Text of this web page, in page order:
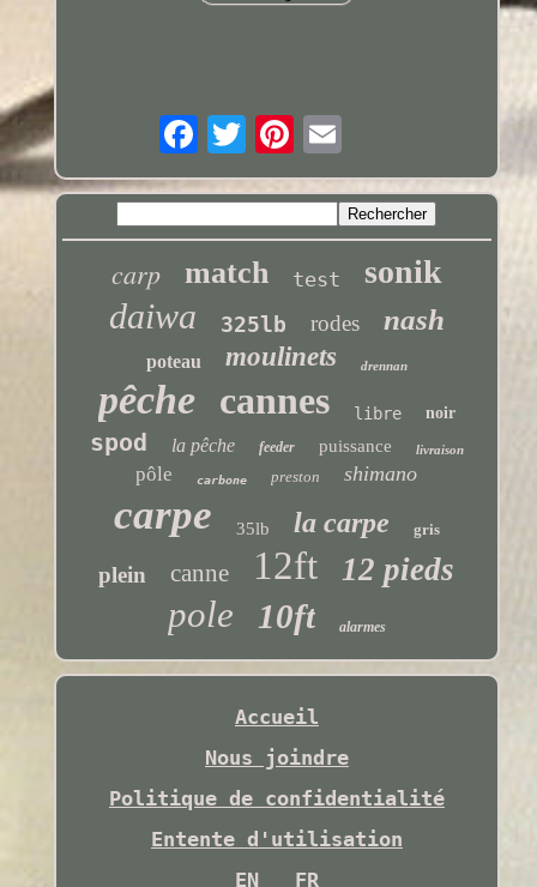
carp match test sonik
daiwa 325lb rodes nash
poteau moulinets drennan
pêche cannes libre noir
spod la pêche feeder puissance livraison
pôle carbone preston shimano
carpe 35lb la carpe gris
plein canne 12ft 12 pieds
pole 10ft alarmes
Accueil
Nous joindre
Politique de confidentialité
Entente d'utilisation
EN
FR